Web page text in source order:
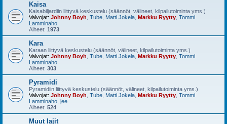
Kaisa
Kaisabiljardiin liittyvä keskustelu (säännöt, välineet, kilpailutoiminta yms.)
Valvojat: Johnny Boyh Tube Matti Jokela Markku Ryytty Tommi
Lamminaho
Aiheet: 1973
Kara
Karaan liittyvä keskustelu (säännöt, välineet, kilpailutoiminta yms.)
Valvojat: Johnny Boyh Tube Matti Jokela Markku Ryytty Tommi
Lamminaho
Aiheet: 303
Pyramidi
Pyramidiin liittyvä keskustelu (säännöt, välineet, kilpailutoiminta yms.)
Valvojat: Johnny Boyh Tube Matti Jokela Markku Ryytty Tommi
Lamminaho jee
Aiheet: 524
Muut lajit